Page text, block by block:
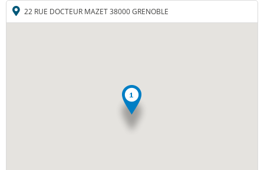
22 RUE DOCTEUR MAZET 38000 GRENOBLE